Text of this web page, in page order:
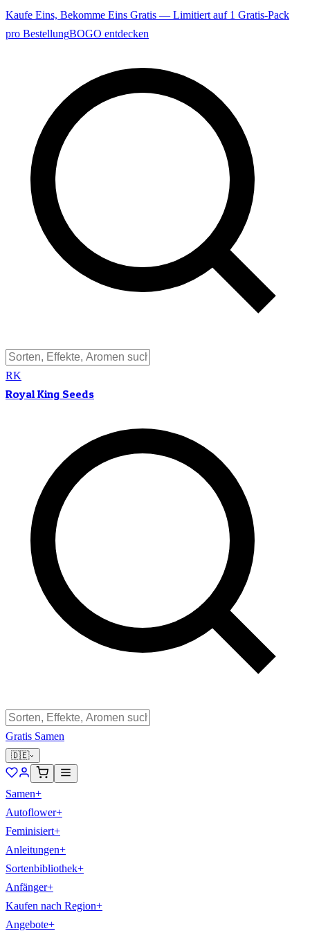
Kaufe Eins, Bekomme Eins Gratis — Limitiert auf 1 Gratis-Pack
pro BestellungBOGO entdecken
RK
Royal King Seeds
Gratis Samen
🇩🇪
Samen+
Autoflower+
Feminisiert+
Anleitungen+
Sortenbibliothek+
Anfänger+
Kaufen nach Region+
Angebote+